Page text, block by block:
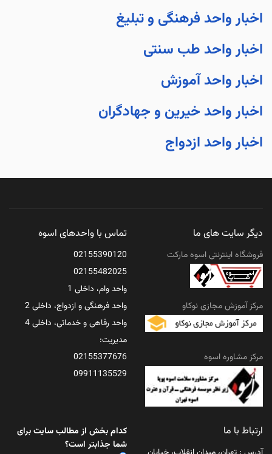
اخبار واحد فرهنگی و تبلیغ
اخبار واحد طب سنتی
اخبار واحد آموزش
اخبار واحد خیرین و جهادگران
اخبار واحد ازدواج
دیگر سایت های ما
فروشگاه اینترنتی اسوه مارکت
مرکز آموزش مجازی نوکاو
مرکز مشاوره اسوه
تماس با واحدهای اسوه
02155390120
02155482025
واحد وام، داخلی 1
واحد فرهنگی و ازدواج، داخلی 2
واحد رفاهی و خدماتی، داخلی 4
مدیریت:
02155377676
09911135529
ارتباط با ما
کدام بخش از مطالب سایت برای
شما جذابتر است؟